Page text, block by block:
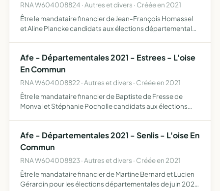
RNA W604008824 · Autres et divers · Créée en 2021
Être le mandataire financier de Jean-François Homassel
et Aline Plancke candidats aux élections départementales
Afe - Départementales 2021 - Estrees - L'oise
En Commun
RNA W604008822 · Autres et divers · Créée en 2021
Être le mandataire financier de Baptiste de Fresse de
Monval et Stéphanie Pocholle candidats aux élections
Afe - Départementales 2021 - Senlis - L'oise En
Commun
RNA W604008823 · Autres et divers · Créée en 2021
Être le mandataire financier de Martine Bernard et Lucien
Gérardin pour les élections départementales de juin 2021